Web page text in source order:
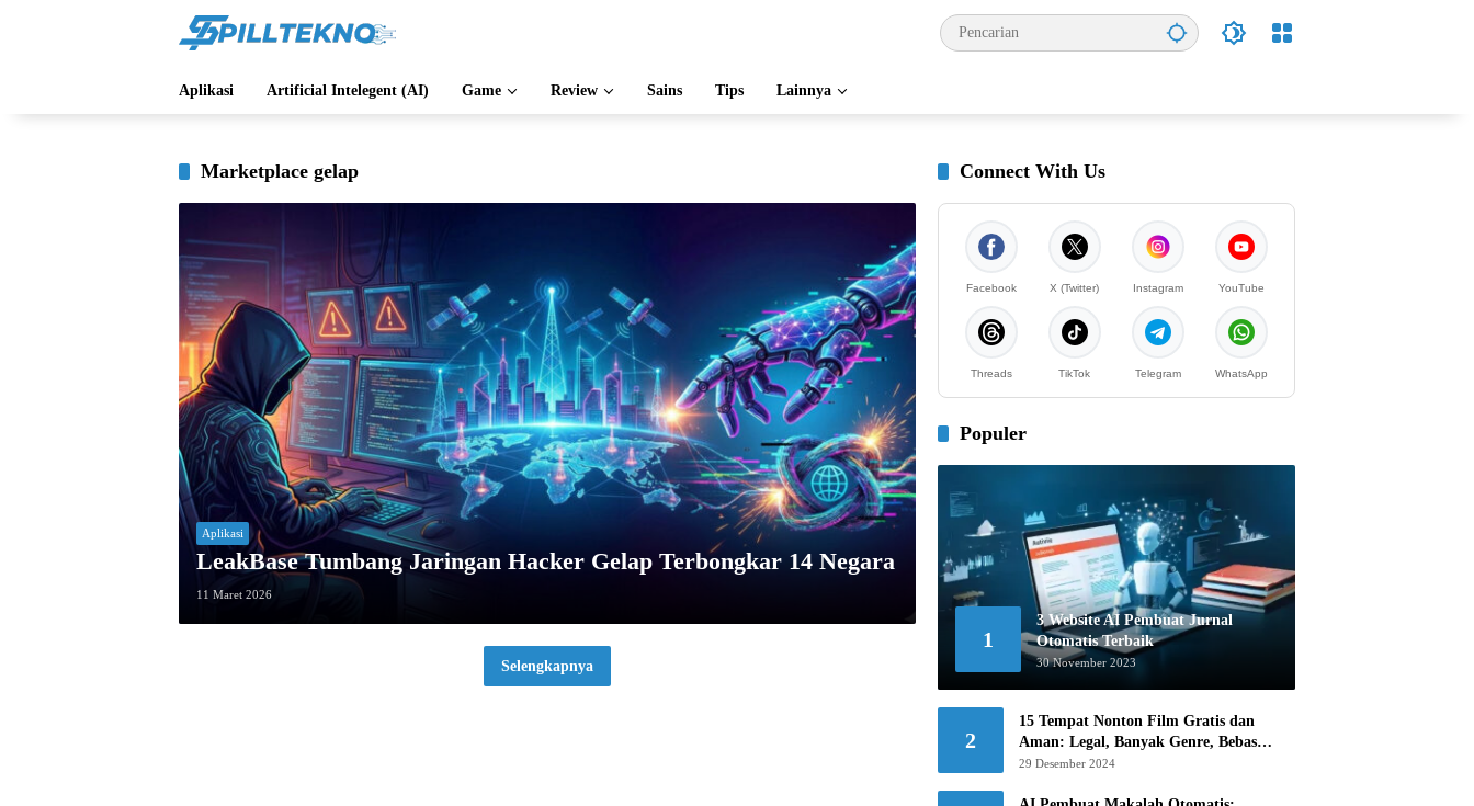
Aplikasi Artificial Intelegent (AI) Game Review Sains Tips Lainnya
Marketplace gelap
Aplikasi
LeakBase Tumbang Jaringan Hacker Gelap Terbongkar 14 Negara
11 Maret 2026
Selengkapnya
Connect With Us
Facebook X (Twitter) Instagram YouTube
Threads TikTok Telegram WhatsApp
Populer
1
3 Website AI Pembuat Jurnal
Otomatis Terbaik
30 November 2023
2
15 Tempat Nonton Film Gratis dan
Aman: Legal, Banyak Genre, Bebas
Khawatir!
29 Desember 2024